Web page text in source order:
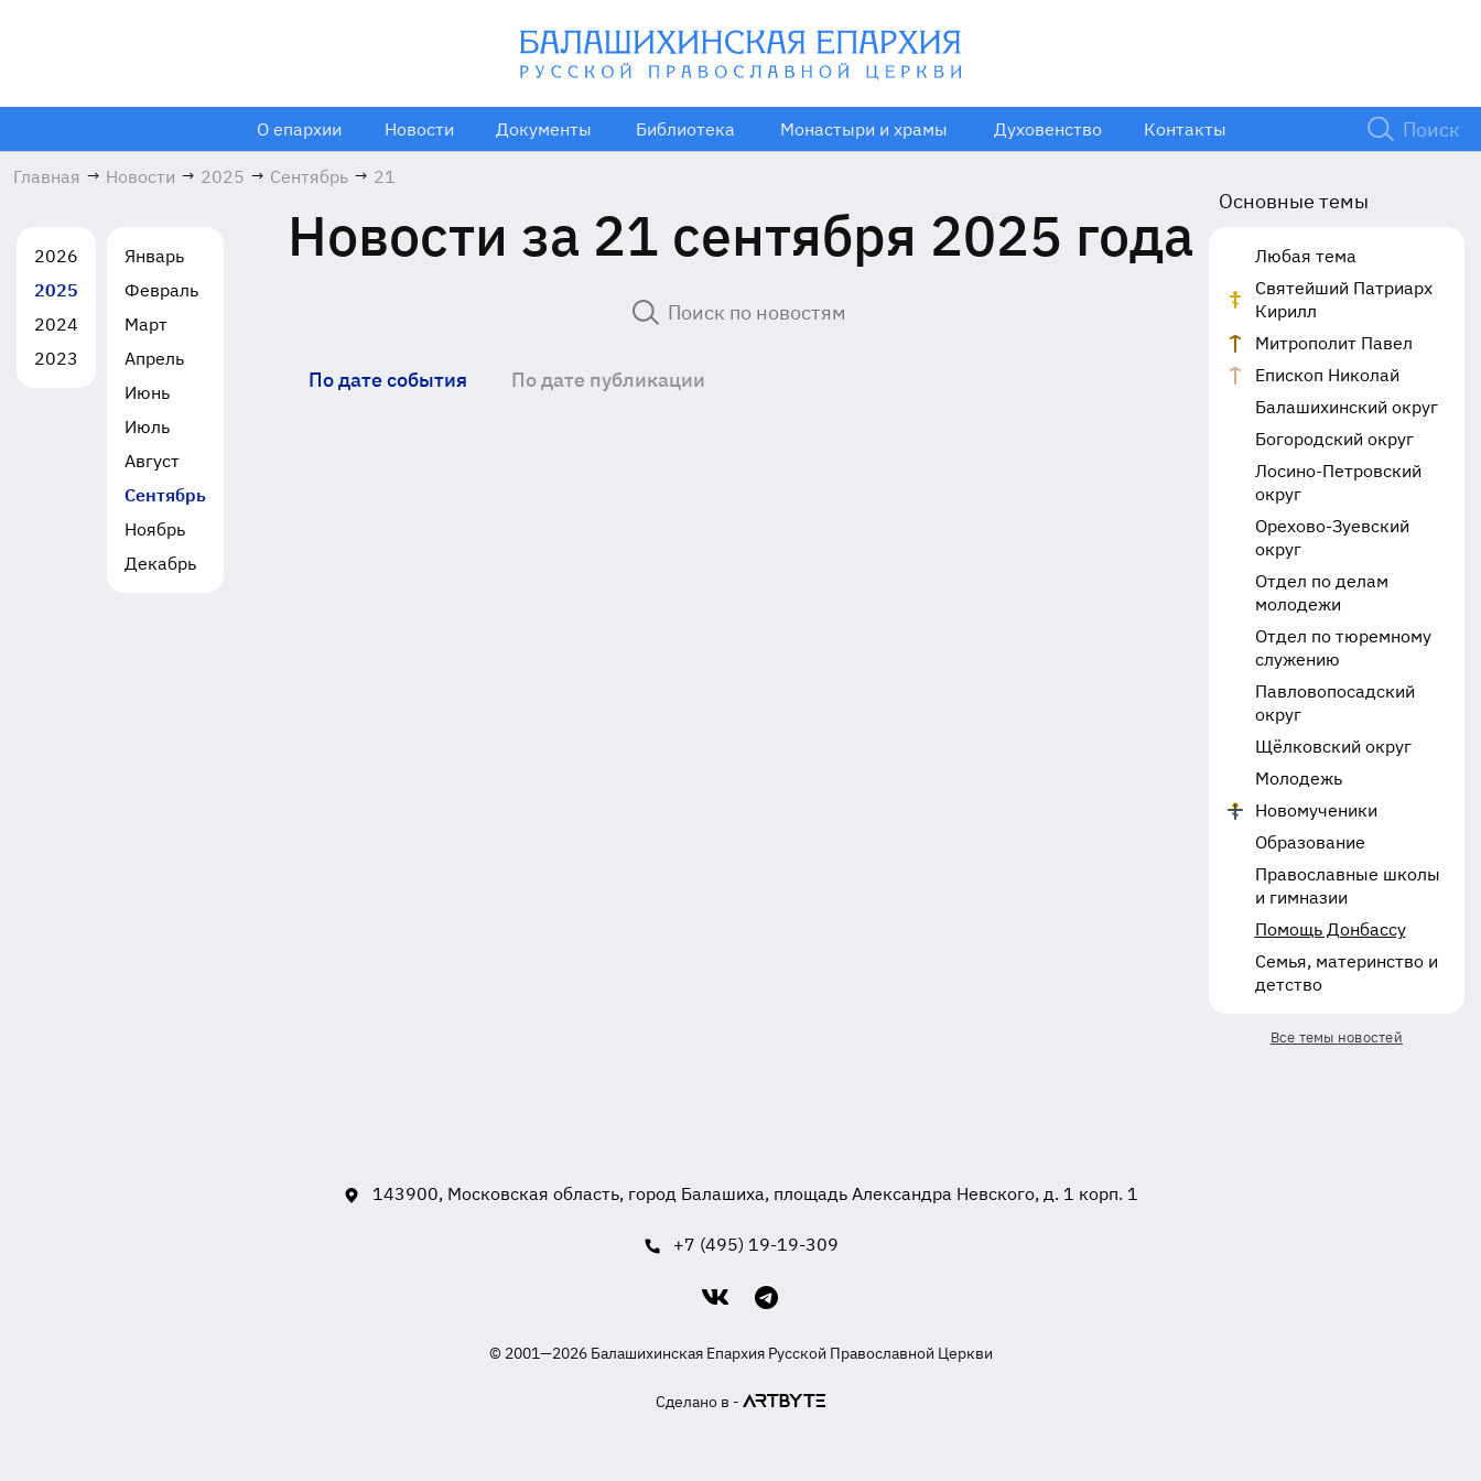
О епархии Новости Документы Библиотека Монастыри и храмы Духовенство Контакты
Главная → Новости → 2025 → Сентябрь → 21
2026
2025
2024
2023
Январь
Февраль
Март
Апрель
Июнь
Июль
Август
Сентябрь
Ноябрь
Декабрь
Новости за 21 сентября 2025 года
По дате события По дате публикации
Основные темы
Любая тема
Святейший Патриарх
Кирилл
Митрополит Павел
Епископ Николай
Балашихинский округ
Богородский округ
Лосино-Петровский
округ
Орехово-Зуевский
округ
Отдел по делам
молодежи
Отдел по тюремному
служению
Павловопосадский
округ
Щёлковский округ
Молодежь
Новомученики
Образование
Православные школы
и гимназии
Помощь Донбассу
Семья, материнство и
детство
Все темы новостей
143900, Московская область, город Балашиха, площадь Александра Невского, д. 1 корп. 1
+7 (495) 19-19-309
© 2001—2026 Балашихинская Епархия Русской Православной Церкви
Сделано в -